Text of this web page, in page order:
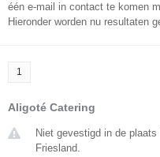
één e-mail in contact te komen
Hieronder worden nu resultaten
1
Aligoté Catering
Niet gevestigd in de
Friesland.